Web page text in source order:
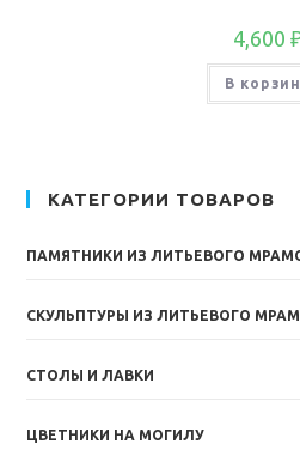
4,600
В
КАТЕГОРИИ ТОВАРОВ
ПАМЯТНИКИ ИЗ ЛИТЬЕВОГО
СКУЛЬПТУРЫ ИЗ ЛИТЬЕВОГО
СТОЛЫ И ЛАВКИ
ЦВЕТНИКИ НА МОГИЛУ